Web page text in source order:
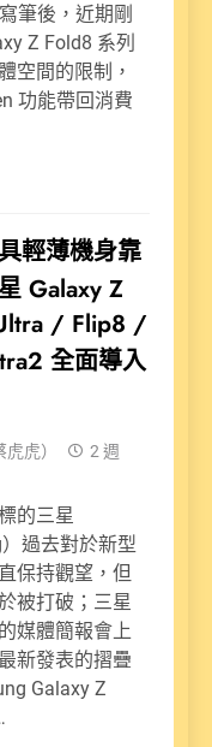
筆後，近期剛
Z Fold8 系列
空間的限制，
功能帶回消費
輕薄機身靠
Galaxy Z
/ Flip8 /
全面導入
虎）
2 週
的三星
）過去對於新型
保持觀望，但
被打破；三星
媒體簡報會上
新發表的摺疊
Galaxy Z